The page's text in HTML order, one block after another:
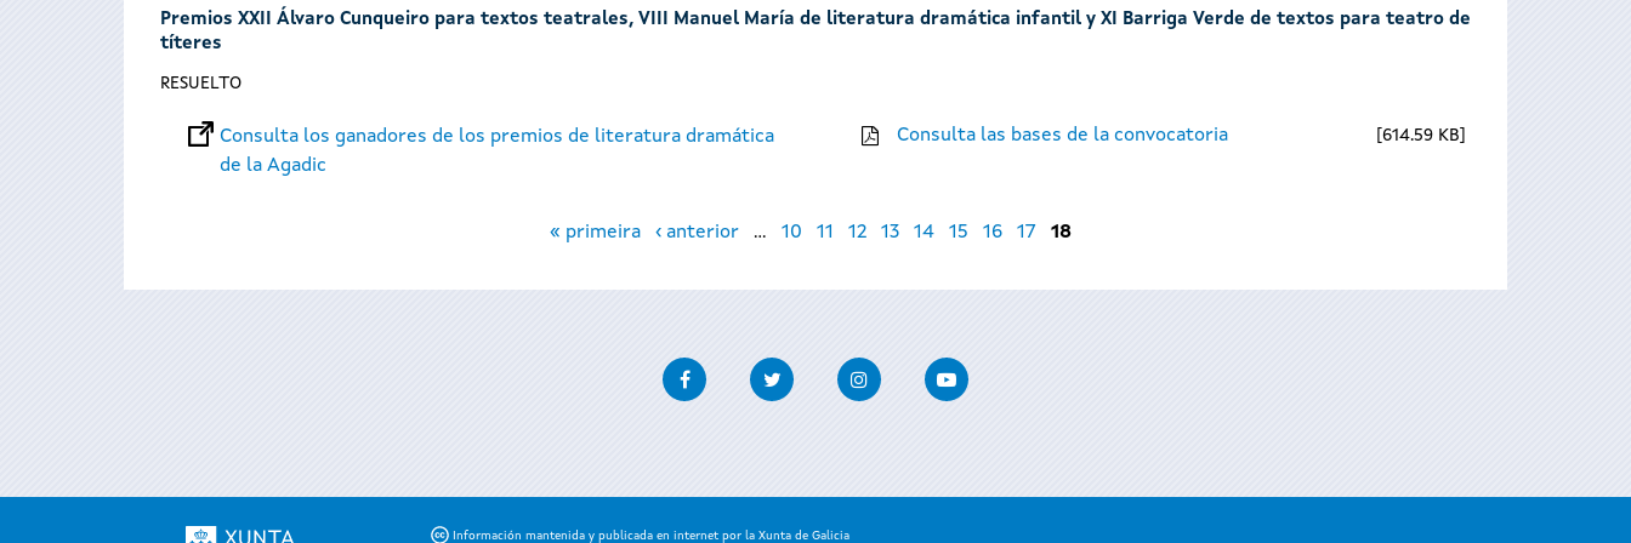
Premios XXII Álvaro Cunqueiro para textos teatrales, VIII Manuel María de literatura dramática infantil y XI Barriga Verde de textos para teatro de
títeres
RESUELTO
Consulta los ganadores de los premios de literatura dramática
de la Agadic
Consulta las bases de la convocatoria 614.59 KB
« primeira ‹ anterior … 10 11 12 13 14 15 16 17 18
FacebookTwitter InstagramYoutube
Información mantenida y publicada en internet por la Xunta de Galicia